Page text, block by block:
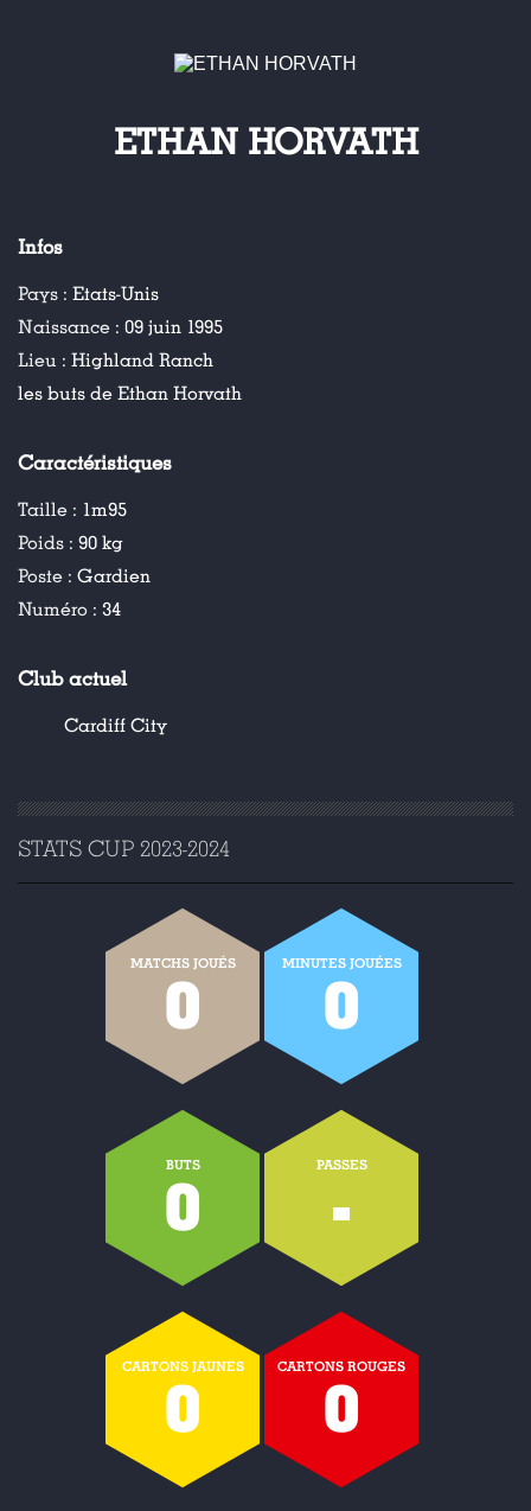
ETHAN HORVATH
Infos
Pays : Etats-Unis
Naissance : 09 juin 1995
Lieu : Highland Ranch
les buts de Ethan Horvath
Caractéristiques
Taille : 1m95
Poids : 90 kg
Poste : Gardien
Numéro : 34
Club actuel
Cardiff City
STATS CUP 2023-2024
MATCHS JOUÉS
0
MINUTES JOUÉES
0
BUTS
0
PASSES
-
CARTONS JAUNES
0
CARTONS ROUGES
0